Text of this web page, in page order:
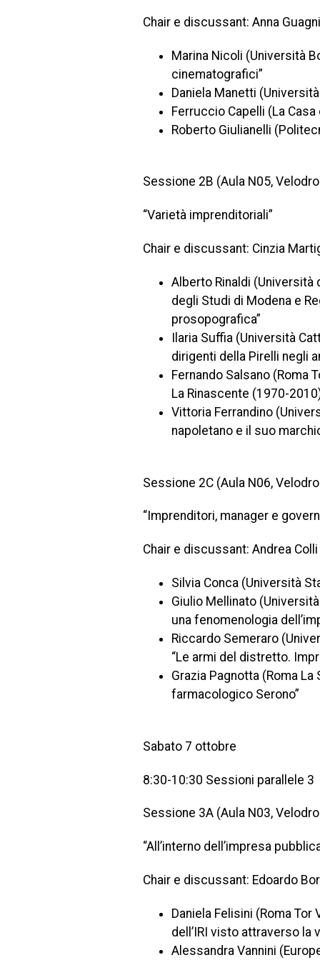
Chair e discussant: Anna
Marina Nicoli (Università
cinematografici”
Daniela Manetti
Ferruccio Capelli (La
Roberto Giulianelli
Sessione 2B (Aula N05,
“Varietà imprenditoriali”
Chair e discussant: Cinzia
Alberto Rinaldi (Università
degli Studi di Modena e
prosopografica”
Ilaria Suffia (Università
dirigenti della Pirelli negli
Fernando Salsano (Roma
La Rinascente (1970-
Vittoria Ferrandino
napoletano e il suo
Sessione 2C (Aula N06,
“Imprenditori, manager e
Chair e discussant: Andrea
Silvia Conca (Università
Giulio Mellinato
una fenomenologia
Riccardo Semeraro
“Le armi del distretto.
Grazia Pagnotta (Roma
farmacologico Serono”
Sabato 7 ottobre
8:30-10:30 Sessioni parallele 3
Sessione 3A (Aula N03,
“All’interno dell’impresa
Chair e discussant: Edoardo
Daniela Felisini (Roma
dell’IRI visto attraverso la
Alessandra Vannini